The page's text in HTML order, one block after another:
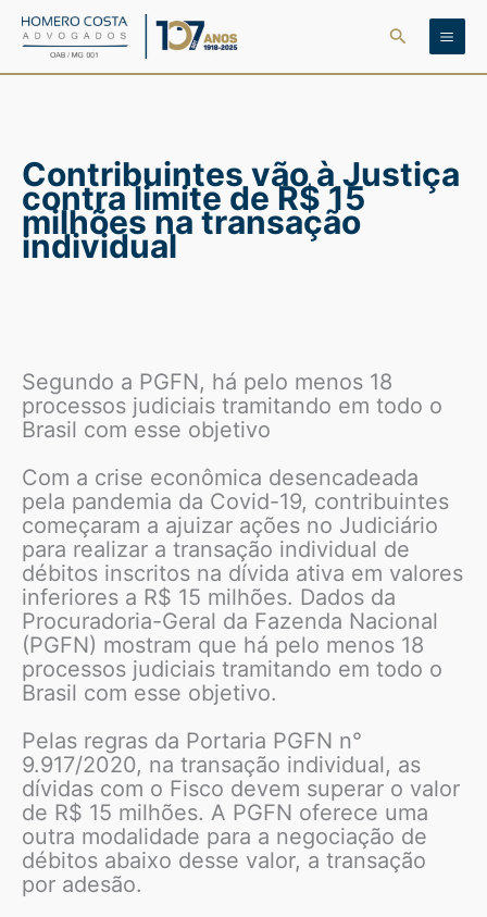
para
Pesquisar
Contribuintes vão à Justiça
contra limite de R$ 15
milhões na transação
individual
Segundo a PGFN, há pelo menos 18
processos judiciais tramitando em todo o
Brasil com esse objetivo
Com a crise econômica desencadeada
pela pandemia da Covid-19, contribuintes
começaram a ajuizar ações no Judiciário
para realizar a transação individual de
débitos inscritos na dívida ativa em valores
inferiores a R$ 15 milhões. Dados da
Procuradoria-Geral da Fazenda Nacional
(PGFN) mostram que há pelo menos 18
processos judiciais tramitando em todo o
Brasil com esse objetivo.
Pelas regras da Portaria PGFN n°
9.917/2020, na transação individual, as
dívidas com o Fisco devem superar o valor
de R$ 15 milhões. A PGFN oferece uma
outra modalidade para a negociação de
débitos abaixo desse valor, a transação
por adesão.